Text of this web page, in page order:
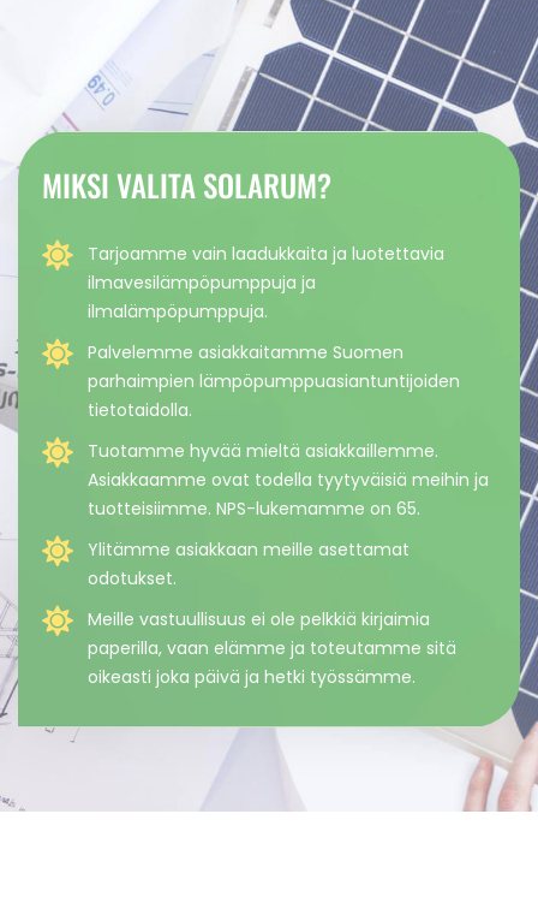
MIKSI VALITA SOLARUM?
Tarjoamme vain laadukkaita ja luotettavia
ilmavesilämpöpumppuja ja
ilmalämpöpumppuja.
Palvelemme asiakkaitamme Suomen
parhaimpien lämpöpumppuasiantuntijoiden
tietotaidolla.
Tuotamme hyvää mieltä asiakkaillemme.
Asiakkaamme ovat todella tyytyväisiä meihin ja
tuotteisiimme. NPS-lukemamme on 65.
Ylitämme asiakkaan meille asettamat
odotukset.
Meille vastuullisuus ei ole pelkkiä kirjaimia
paperilla, vaan elämme ja toteutamme sitä
oikeasti joka päivä ja hetki työssämme.